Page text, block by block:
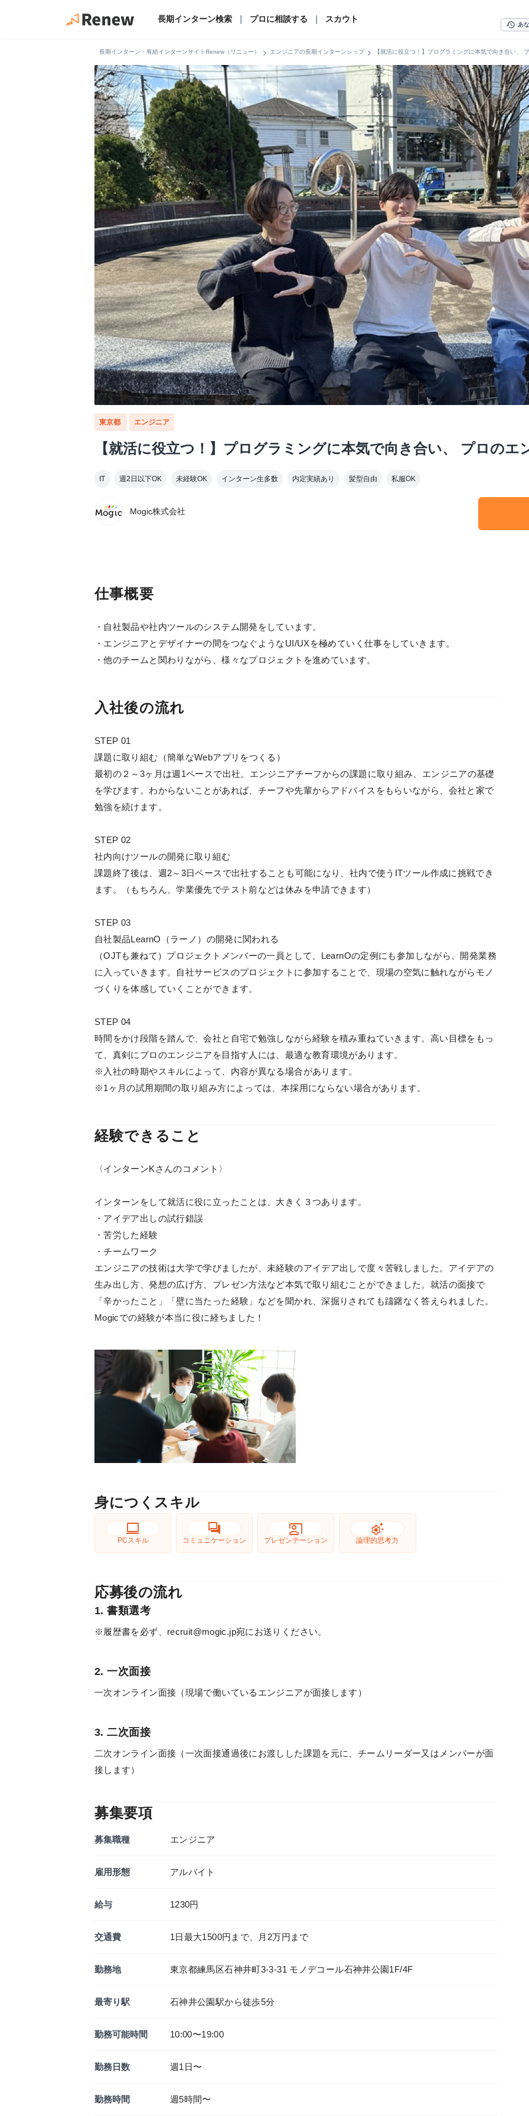
長期インターン検索 プロに相談する スカウト
history あ
長期インターン・有給インターンサイトRenew（リニュー） chevron_right エンジニアの長期インターンシップchevron_right 【就活に役立つ！】プログラミングに本気で向き合い、
東京都 エンジニア
【就活に役立つ！】プログラミングに本気で向き合い、 プロのエ
IT 週2日以下OK 未経験OK インターン生多数 内定実績あり 髪型自由 私服OK
Mogic株式会社
仕事概要
・自社製品や社内ツールのシステム開発をしています。
・エンジニアとデザイナーの間をつなぐようなUI/UXを極めていく仕事をしていきます。
・他のチームと関わりながら、様々なプロジェクトを進めています。
入社後の流れ
STEP 01
課題に取り組む（簡単なWebアプリをつくる）
最初の２～3ヶ月は週1ペースで出社。エンジニアチーフからの課題に取り組み、エンジニアの基礎
を学びます。わからないことがあれば、チーフや先輩からアドバイスをもらいながら、会社と家で
勉強を続けます。
STEP 02
社内向けツールの開発に取り組む
課題終了後は、週2～3日ペースで出社することも可能になり、社内で使うITツール作成に挑戦でき
ます。（もちろん、学業優先でテスト前などは休みを申請できます）
STEP 03
自社製品LearnO（ラーノ）の開発に関われる
（OJTも兼ねて）プロジェクトメンバーの一員として、LearnOの定例にも参加しながら、開発業務
に入っていきます。自社サービスのプロジェクトに参加することで、現場の空気に触れながらモノ
づくりを体感していくことができます。
STEP 04
時間をかけ段階を踏んで、会社と自宅で勉強しながら経験を積み重ねていきます。高い目標をもっ
て、真剣にプロのエンジニアを目指す人には、最適な教育環境があります。
※入社の時期やスキルによって、内容が異なる場合があります。
※1ヶ月の試用期間の取り組み方によっては、本採用にならない場合があります。
経験できること
〈インターンKさんのコメント〉
インターンをして就活に役に立ったことは、大きく３つあります。
・アイデア出しの試行錯誤
・苦労した経験
・チームワーク
エンジニアの技術は大学で学びましたが、未経験のアイデア出しで度々苦戦しました。アイデアの
生み出し方、発想の広げ方、プレゼン方法など本気で取り組むことができました。就活の面接で
「辛かったこと」「壁に当たった経験」などを聞かれ、深掘りされても躊躇なく答えられました。
Mogicでの経験が本当に役に経ちました！
身につくスキル
computer
PCスキル
forum
コミュニケーション
co_present
プレゼンテーション
settings_suggest
論理的思考力
応募後の流れ
1. 書類選考
※履歴書を必ず、recruit@mogic.jp宛にお送りください。
2. 一次面接
一次オンライン面接（現場で働いているエンジニアが面接します）
3. 二次面接
二次オンライン面接（一次面接通過後にお渡しした課題を元に、チームリーダー又はメンバーが面
接します）
募集要項
募集職種 エンジニア
雇用形態 アルバイト
給与 1230円
交通費 1日最大1500円まで、月2万円まで
勤務地 東京都練馬区石神井町3-3-31 モノデコール石神井公園1F/4F
最寄り駅 石神井公園駅から徒歩5分
勤務可能時間 10:00〜19:00
勤務日数 週1日〜
勤務時間 週5時間〜